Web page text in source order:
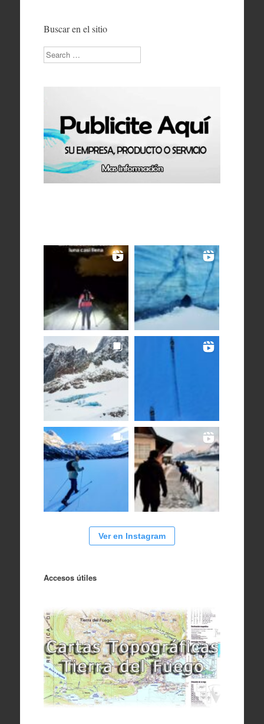
Buscar en el sitio
Search
Ver en Instagram
Accesos útiles